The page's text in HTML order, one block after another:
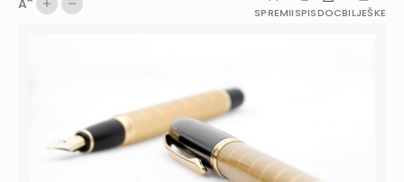
A SPREMIISPISDOCBILJEŠKE